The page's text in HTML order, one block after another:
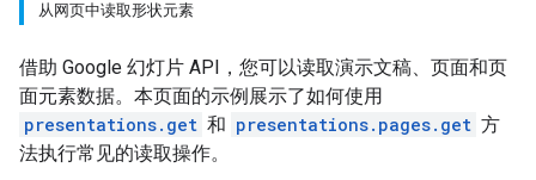
从网页中读取形状元素
借助 Google 幻灯片 API，您可以读取演示文稿、页面和页
面元素数据。本页面的示例展示了如何使用
presentations.get 和 presentations.pages.get 方
法执行常见的读取操作。